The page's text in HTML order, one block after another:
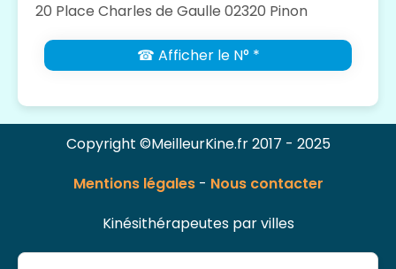
20 Place Charles de Gaulle 02320 Pinon
☎ Afficher le N° *
Copyright ©MeilleurKine.fr 2017 - 2025
Mentions légales- Nous contacter
Kinésithérapeutes par villes